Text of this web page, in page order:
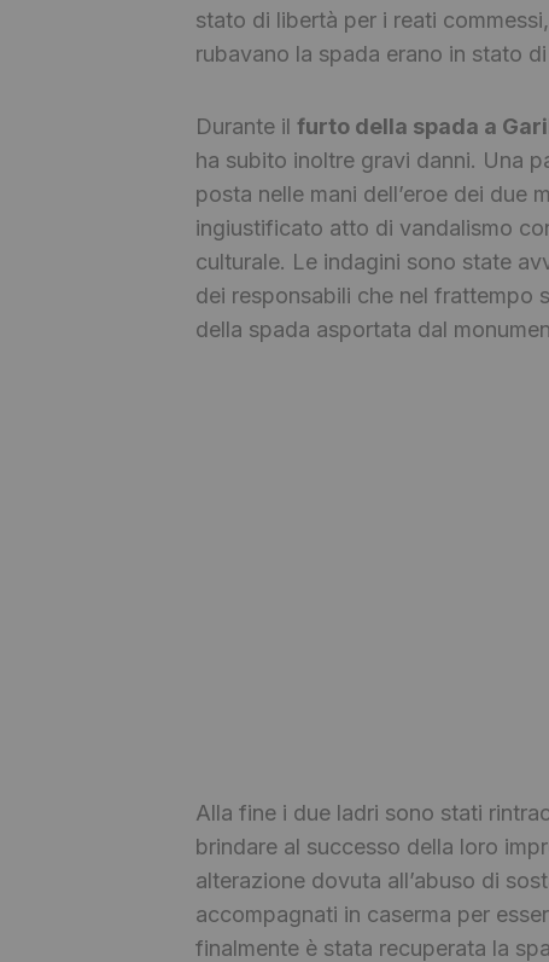
stato di libertà per i reati
rubavano la spada erano in stato
Durante il furto della spada a
ha subito inoltre gravi danni. Una
posta nelle mani dell’eroe dei due
ingiustificato atto di vandalismo
culturale. Le indagini sono state
dei responsabili che nel frattempo
della spada asportata dal
Alla fine i due ladri sono stati
brindare al successo della loro
alterazione dovuta all’abuso di
accompagnati in caserma per
finalmente è stata recuperata la